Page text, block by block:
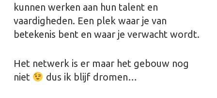
kunnen werken aan hun talent en
vaardigheden. Een plek waar je van
betekenis bent en waar je verwacht wordt.
Het netwerk is er maar het gebouw nog
niet
dus ik blijf dromen…